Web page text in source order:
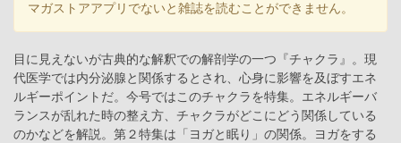
マガストアアプリでないと雑誌を読むことができません。
目に見えないが古典的な解釈での解剖学の一つ『チャクラ』。現
代医学では内分泌腺と関係するとされ、心身に影響を及ぼすエネ
ルギーポイントだ。今号ではこのチャクラを特集。エネルギーバ
ランスが乱れた時の整え方、チャクラがどこにどう関係している
のかなどを解説。第２特集は「ヨガと眠り」の関係。ヨガをする